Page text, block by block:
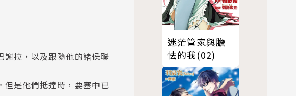
拉，以及跟隨他的諸侯聯
但是他們抵達時，要塞中已
迷茫管家與膽
怯的我(02)